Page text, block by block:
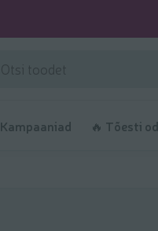
Kampaaniad 🔥 Tõesti